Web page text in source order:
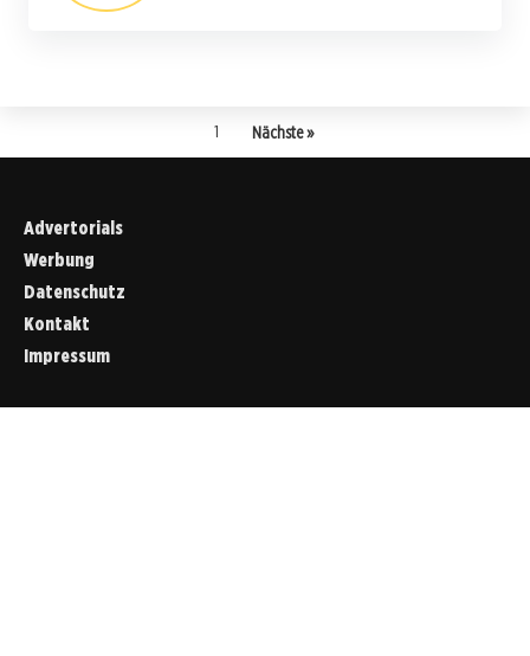
1 Nächste »
Advertorials
Werbung
Datenschutz
Kontakt
Impressum